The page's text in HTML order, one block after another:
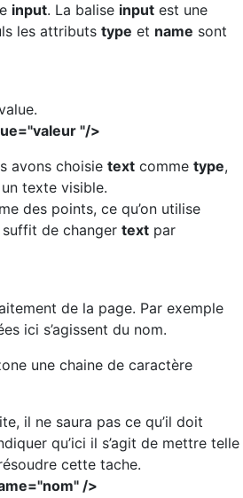
input. La balise input est une
les attributs type et name sont
"/>
avons choisie text comme type,
texte visible.
des points, ce qu’on utilise
de changer text par
de la page. Par exemple
ici s’agissent du nom.
une chaine de caractère
il ne saura pas ce qu’il doit
qu’ici il s’agit de mettre telle
cette tache.
/>